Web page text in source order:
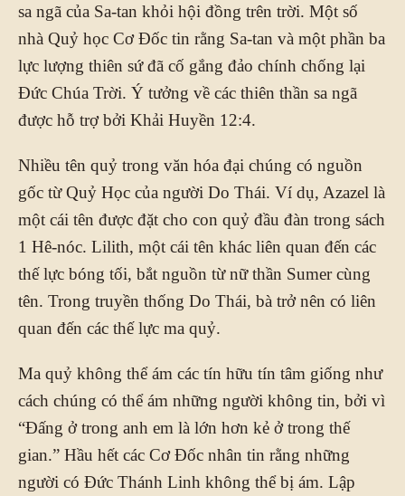
sa ngã của Sa-tan khỏi hội đồng trên trời. Một số
nhà Quỷ học Cơ Đốc tin rằng Sa-tan và một phần ba
lực lượng thiên sứ đã cố gắng đảo chính chống lại
Đức Chúa Trời. Ý tưởng về các thiên thần sa ngã
được hỗ trợ bởi Khải Huyền 12:4.
Nhiều tên quỷ trong văn hóa đại chúng có nguồn
gốc từ Quỷ Học của người Do Thái. Ví dụ, Azazel là
một cái tên được đặt cho con quỷ đầu đàn trong sách
1 Hê-nóc. Lilith, một cái tên khác liên quan đến các
thế lực bóng tối, bắt nguồn từ nữ thần Sumer cùng
tên. Trong truyền thống Do Thái, bà trở nên có liên
quan đến các thế lực ma quỷ.
Ma quỷ không thể ám các tín hữu tín tâm giống như
cách chúng có thể ám những người không tin, bởi vì
“Đấng ở trong anh em là lớn hơn kẻ ở trong thế
gian.” Hầu hết các Cơ Đốc nhân tin rằng những
người có Đức Thánh Linh không thể bị ám. Lập